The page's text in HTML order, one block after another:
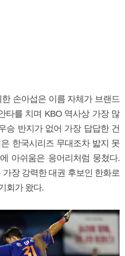
손아섭은 이름 자체가 브랜드
타를 치며 KBO 역사상 가장 많
승 반지가 없어 가장 답답한 건
한국시리즈 무대조차 밟지 못
아쉬움은 응어리처럼 뭉쳤다.
장 강력한 대권 후보인 한화로
회가 왔다.